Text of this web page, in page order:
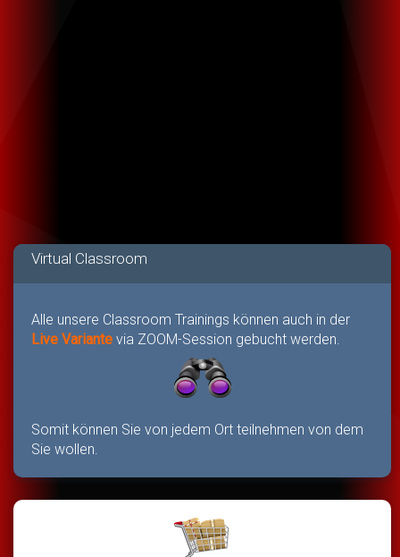
Virtual Classroom
Alle unsere Classroom Trainings können auch in der
Live Variante via ZOOM-Session gebucht werden.
Somit können Sie von jedem Ort teilnehmen von dem
Sie wollen.